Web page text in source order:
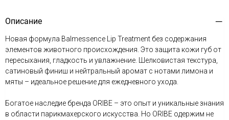
Описание
Новая формула Balmessence Lip Treatment без содержания
элементов животного происхождения. Это защита кожи губ от
пересыхания, гладкость и увлажнение. Шелковистая текстура,
сатиновый финиш и нейтральный аромат с нотами лимона и
мяты – идеальное решение для ежедневного ухода.
Богатое наследие бренда ORIBE – это опыт и уникальные знания
в области парикмахерского искусства. Но ORIBE одержим не